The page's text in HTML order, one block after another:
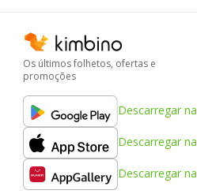
Os últimos folhetos, ofertas e
promoções
Descarregar na
Descarregar na
Descarregar na